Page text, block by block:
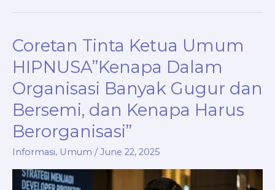
Coretan Tinta Ketua Umum
HIPNUSA”Kenapa Dalam
Organisasi Banyak Gugur dan
Bersemi, dan Kenapa Harus
Berorganisasi”
Informasi, Umum /June 22, 2025
Coretan
Tinta
Ketua
Umum
HIPNUSA”Kenapa
Dalam
Banyak
Gugur